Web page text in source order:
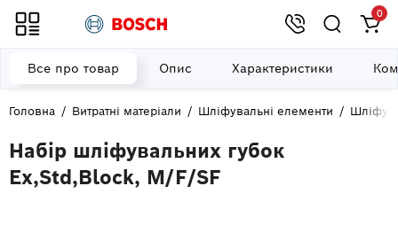
0
Головна Витратні матеріали Шліфувальні елементи
Набір шліфувальних губок
Ex,Std,Block, M/F/SF
Все про товар Опис Характеристики